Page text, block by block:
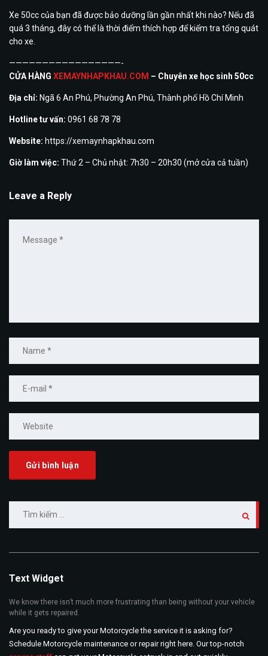
Xe 50cc của bạn đã được bảo dưỡng lần gần nhất khi nào? Nếu đã
quá 3 tháng, đây có thể là thời điểm thích hợp để kiểm tra tổng quát
cho xe.
—————————————————-
CỬA HÀNG XEMAYNHAPKHAU.COM – Chuyên xe học sinh 50cc
Địa chỉ: Ngã 6 An Phú, Phường An Phú, Thành phố Hồ Chí Minh
Hotline tư vấn: 0961 68 78 78
Website: https://xemaynhapkhau.com
Giờ làm việc: Thứ 2 – Chủ nhật: 7h30 – 20h30 (mở cửa cả tuần)
Leave a Reply
kiếm
Text Widget
We know there isn’t much more frustrating than being without your vehicle
while it gets repaired.
Are you ready to give your Motorcycle the service it is asking for?
Schedule Motorcycle maintenance or repair right here. Our top-notch